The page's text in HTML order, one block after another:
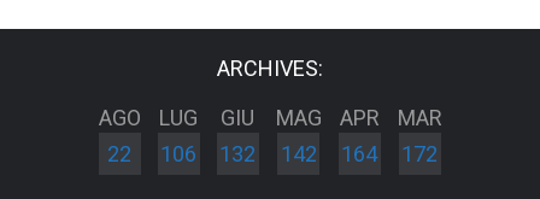
ARCHIVES:
AGO
22
LUG
106
GIU
132
MAG
142
APR
164
MAR
172